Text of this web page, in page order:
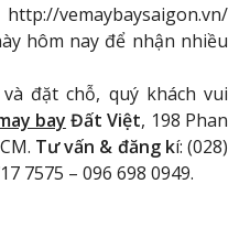
vemaybaysaigon.vn/
hôm nay để nhận nhiều
đặt chỗ, quý khách vui
bay Đất Việt, 198 Phan
Tư vấn & đăng kí: (028)
7575 – 096 698 0949.